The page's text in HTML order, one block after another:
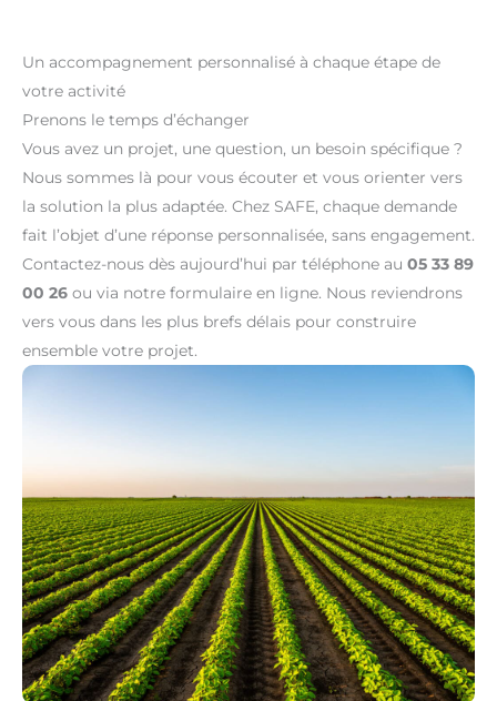
Un accompagnement personnalisé à chaque étape de
votre activité
Prenons le temps d’échanger
Vous avez un projet, une question, un besoin spécifique ?
Nous sommes là pour vous écouter et vous orienter vers
la solution la plus adaptée. Chez SAFE, chaque demande
fait l’objet d’une réponse personnalisée, sans engagement.
Contactez-nous dès aujourd’hui par téléphone au 05 33 89
00 26 ou via notre formulaire en ligne. Nous reviendrons
vers vous dans les plus brefs délais pour construire
ensemble votre projet.